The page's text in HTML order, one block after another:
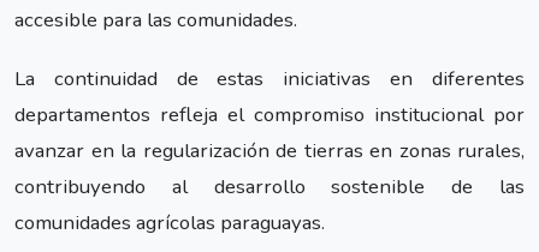
accesible para las comunidades.
La continuidad de estas iniciativas en diferentes
departamentos refleja el compromiso institucional por
avanzar en la regularización de tierras en zonas rurales,
contribuyendo al desarrollo sostenible de las
comunidades agrícolas paraguayas.